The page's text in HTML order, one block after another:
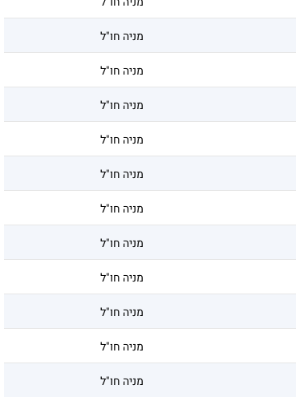
מניה חו"ל
מניה חו"ל
מניה חו"ל
מניה חו"ל
מניה חו"ל
מניה חו"ל
מניה חו"ל
מניה חו"ל
מניה חו"ל
מניה חו"ל
מניה חו"ל